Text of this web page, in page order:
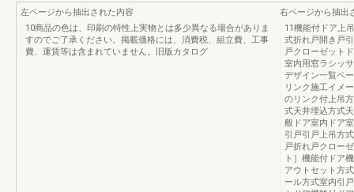
左ページから抽出された内容
10商品の色は、印刷の特性上実物とは多少異なる場合がありま
すのでご了承ください。掲載価格には、消費税、組立費、工事
費、運賃等は含まれていません。旧版カタログ
右ページから抽出
11機能付ドア上
式折れ戸開き戸
戸クローゼット
室内用窓ラシッ
デザイン一覧ペ
リンク施工イメ
のリンク付上吊
式天井埋込方式
般ドア室内ドア
引戸引戸上吊方
戸折れ戸クロー
ト］機能付ドア
アウトセット方
ール方式室内引